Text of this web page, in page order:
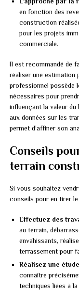
en fonction des
construction
pour les projets
commerciale.
Il est recommandé de
réaliser une estimation
professionnel possède
nécessaires pour
influençant la valeur du
aux données sur les
permet d’affiner son
Conseils
terrain
Si vous souhaitez
conseils pour en tirer
Effectuez des
au terrain,
envahissants,
terrassement pour
Réalisez une
connaître
techniques liées à